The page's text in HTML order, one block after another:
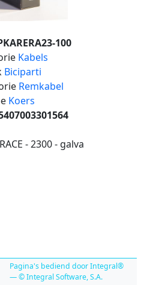
100
Kabels
Biciparti
Remkabel
Koers
- 2300 - galva
Pagina's bediend door Integral®
— © Integral Software, S.A.